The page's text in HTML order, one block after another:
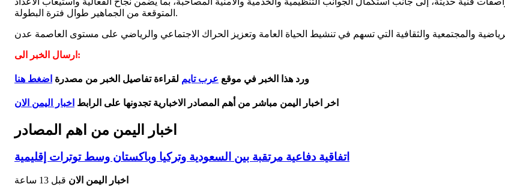
المتوقعة من الجماهير طوال فترة البطولة.
ارسال الخبر الى:
ورد هذا الخبر في موقع عرب تايم لقراءة تفاصيل الخبر من مصدرة اضغط هنا
اخر اخبار اليمن مباشر من أهم المصادر الاخبارية تجدونها على الرابط اخبار اليمن الان
اخبار اليمن من اهم المصادر
اتفاقية دفاعية مرتقبة بين السعودية وتركيا وباكستان وسط توترات إقليمية
اخبار اليمن الان قبل 13 ساعة